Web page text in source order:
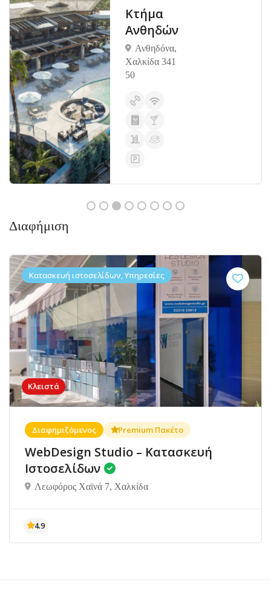
Κτήμα
Ανθηδών
Ανθηδόνα,
Χαλκίδα 341
50
Διαφήμιση
Κλειστά
Κατασκευή ιστοσελίδων, Υπηρεσίες
Διαφημιζόμενος Premium Πακέτο
WebDesign Studio – Κατασκευή
Ιστοσελίδων
Λεωφόρος Χαϊνά 7, Χαλκίδα